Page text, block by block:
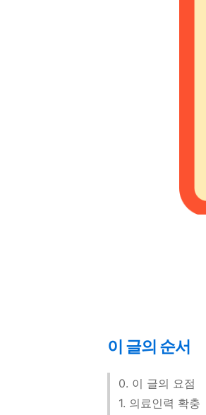
이 글의 순서
0. 이 글의 요점
1. 의료인력 확충